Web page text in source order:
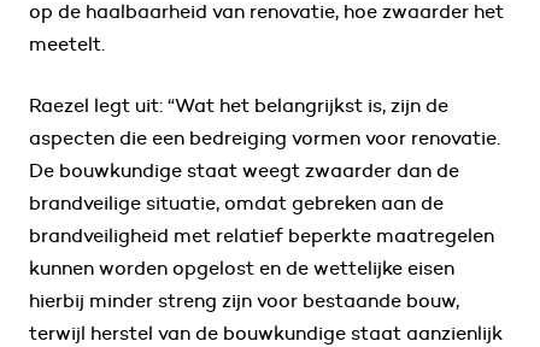
op de haalbaarheid van renovatie, hoe zwaarder het
meetelt.
Raezel legt uit: “Wat het belangrijkst is, zijn de
aspecten die een bedreiging vormen voor renovatie.
De bouwkundige staat weegt zwaarder dan de
brandveilige situatie, omdat gebreken aan de
brandveiligheid met relatief beperkte maatregelen
kunnen worden opgelost en de wettelijke eisen
hierbij minder streng zijn voor bestaande bouw,
terwijl herstel van de bouwkundige staat aanzienlijk